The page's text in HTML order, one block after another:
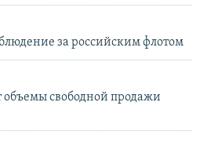
за российским флотом
объемы свободной продажи